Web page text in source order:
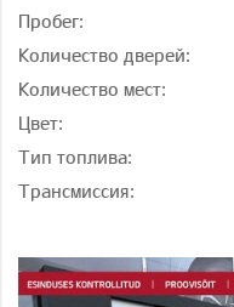
Пробег:
Количество дверей:
Количество мест:
Цвет:
Тип топлива:
Трансмиссия: